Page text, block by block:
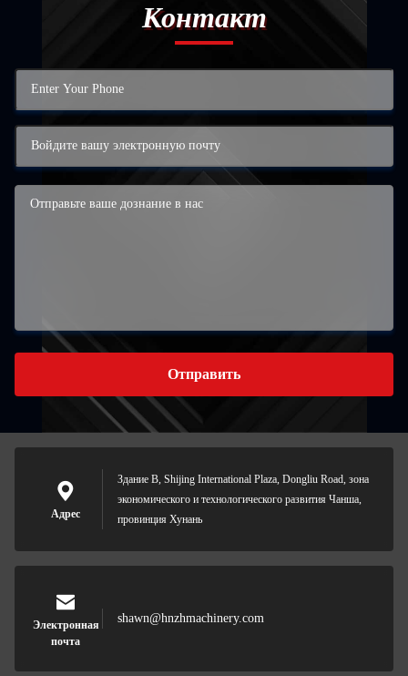
Контакт
Отправить
Адрес
Здание B, Shijing International Plaza, Dongliu Road, зона
экономического и технологического развития Чанша,
провинция Хунань
Электронная
почта
shawn@hnzhmachinery.com